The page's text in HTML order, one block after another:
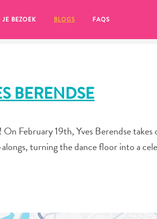
JE BEZOEK BLOGS FAQS
BERENDSE
February 19th, Yves Berendse takes
turning the dance floor into a